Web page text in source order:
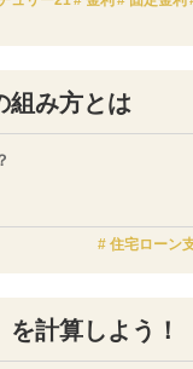
組み方とは
として、事業の業種が
住宅ローン
計算しよう！